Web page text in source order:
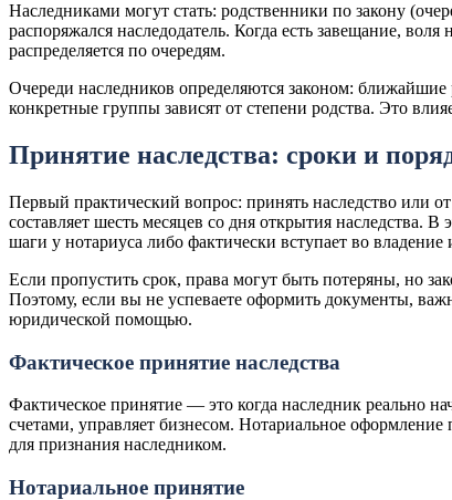
Наследниками могут стать: родственники по закону
распоряжался наследодатель. Когда есть завещание,
распределяется по очередям.
Очереди наследников определяются законом:
конкретные группы зависят от степени родства. Это
Принятие наследства: сроки и
Первый практический вопрос: принять наследство или
составляет шесть месяцев со дня открытия наследства.
шаги у нотариуса либо фактически вступает во
Если пропустить срок, права могут быть потеряны, но
Поэтому, если вы не успеваете оформить документы,
юридической помощью.
Фактическое принятие наследства
Фактическое принятие — это когда наследник реально
счетами, управляет бизнесом. Нотариальное
для признания наследником.
Нотариальное принятие